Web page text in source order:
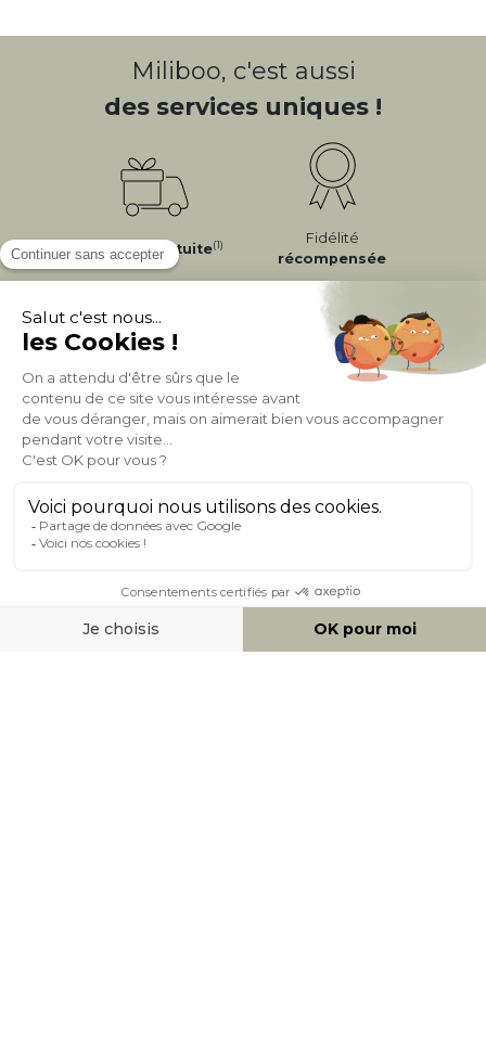
Miliboo, c'est aussi
des services uniques !
LivraisonGratuite(1)
Fidélité
récompensée
Expéditionen
24/72h
Appel gratuit
0 20 88 04 14
À PROPOS DE MILIBOO